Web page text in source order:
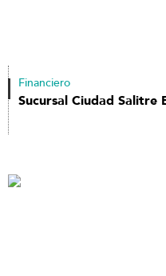
Financiero
Sucursal Ciudad Salitre